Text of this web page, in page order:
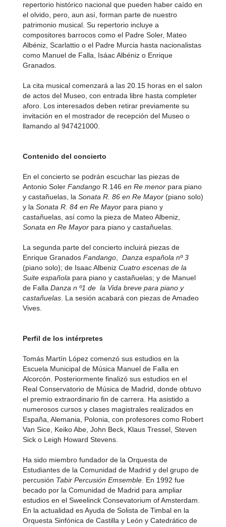
repertorio histórico nacional que pueden haber caído en
el olvido, pero, aun así, forman parte de nuestro
patrimonio musical. Su repertorio incluye a
compositores barrocos como el Padre Soler, Mateo
Albéniz, Scarlattio o el Padre Murcia hasta nacionalistas
como Manuel de Falla, Isáac Albéniz o Enrique
Granados.
La cita musical comenzará a las 20.15 horas en el salon
de actos del Museo, con entrada libre hasta completer
aforo. Los interesados deben retirar previamente su
invitación en el mostrador de recepción del Museo o
llamando al 947421000.
Contenido del concierto
En el concierto se podrán escuchar las piezas de
Antonio Soler Fandango R.146 en Re menor para piano
y castañuelas, la Sonata R. 86 en Re Mayor (piano solo)
y la Sonata R. 84 en Re Mayorpara piano y
castañuelas, así como la pieza de Mateo Albeniz,
Sonata en Re Mayorpara piano y castañuelas.
La segunda parte del concierto incluirá piezas de
Enrique Granados Fandango, Danza española nº 3
(piano solo); de Isaac Albeniz Cuatro escenas de la
Suite española para piano y castañuelas; y de Manuel
de Falla Danza n º1 de la Vida breve para piano y
castañuelas. La sesión acabará con piezas de Amadeo
Vives.
Perfil de los intérpretes
Tomás Martín López comenzó sus estudios en la
Escuela Municipal de Música Manuel de Falla en
Alcorcón. Posteriormente finalizó sus estudios en el
Real Conservatorio de Música de Madrid, donde obtuvo
el premio extraordinario fin de carrera. Ha asistido a
numerosos cursos y clases magistrales realizados en
España, Alemania, Polonia, con profesores como Robert
Van Sice, Keiko Abe, John Beck, Klaus Tressel, Steven
Sick o Leigh Howard Stevens.
Ha sido miembro fundador de la Orquesta de
Estudiantes de la Comunidad de Madrid y del grupo de
percusión Tabir Percusión Emsemble. En 1992 fue
becado por la Comunidad de Madrid para ampliar
estudios en el Sweelinck Consevatorium of Amsterdam.
En la actualidad es Ayuda de Solista de Timbal en la
Orquesta Sinfónica de Castilla y León y Catedrático de